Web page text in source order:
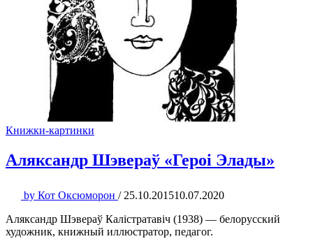
Книжки-картинки
Аляксандр Шэвераў «Героi Элады»
by Кот Оксюморон / 25.10.201510.07.2020
Аляксандр Шэвераў Калістратавіч (1938) — белорусский
художник, книжный иллюстратор, педагог.